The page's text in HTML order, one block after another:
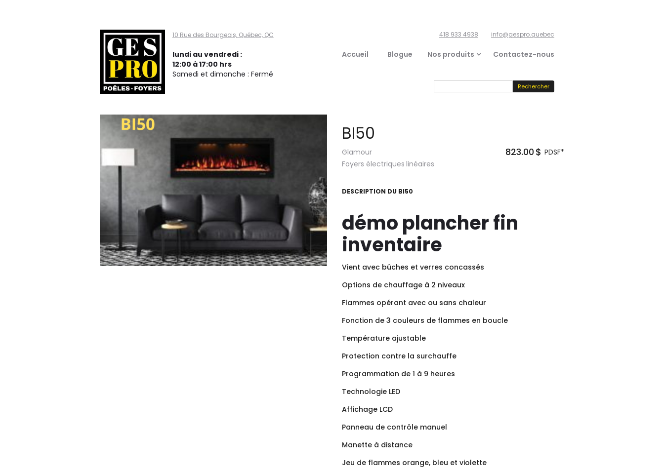
Gespro
poêles
et
Ville de
Québec
G2N
1W7
10 Rue des Bourgeois, Québec, QC
lundi au vendredi :
12:00 à 17:00 hrs
Samedi et dimanche : Fermé
418 933 4938 info@gespro.quebec
Accueil Blogue Nos produits Contactez-nous
BI50
Glamour 823.00 $ PDSF*
Foyers électriques linéaires
DESCRIPTION DU BI50
démo plancher fin
inventaire
Vient avec bûches et verres concassés
Options de chauffage à 2 niveaux
Flammes opérant avec ou sans chaleur
Fonction de 3 couleurs de flammes en boucle
Température ajustable
Protection contre la surchauffe
Programmation de 1 à 9 heures
Technologie LED
Affichage LCD
Panneau de contrôle manuel
Manette à distance
Jeu de flammes orange, bleu et violette